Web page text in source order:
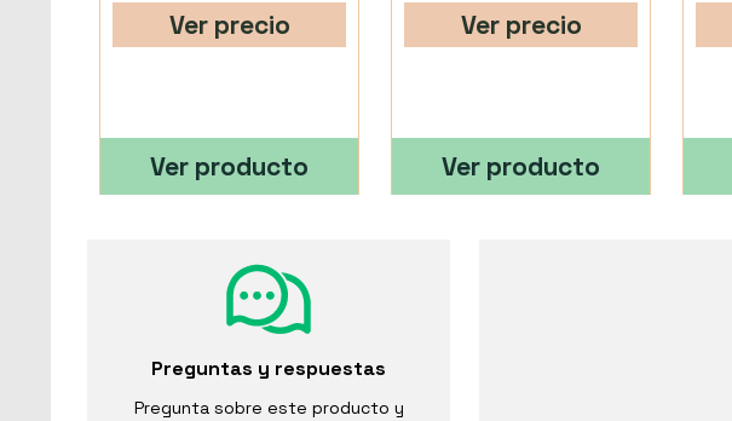
Ver precio
Ver producto
Ver precio
Ver producto
Preguntas y respuestas
Pregunta sobre este producto y